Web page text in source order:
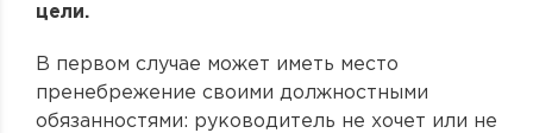
цели.
В первом случае может иметь место
пренебрежение своими должностными
обязанностями: руководитель не хочет или не